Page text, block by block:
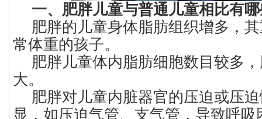
一、肥胖儿童与普通儿童相比有
肥胖的儿童身体脂肪组织增多，
常体重的孩子。
肥胖儿童体内脂肪细胞数目较多
大。
肥胖对儿童内脏器官的压迫或压
显，如压迫气管、支气管，导致呼吸